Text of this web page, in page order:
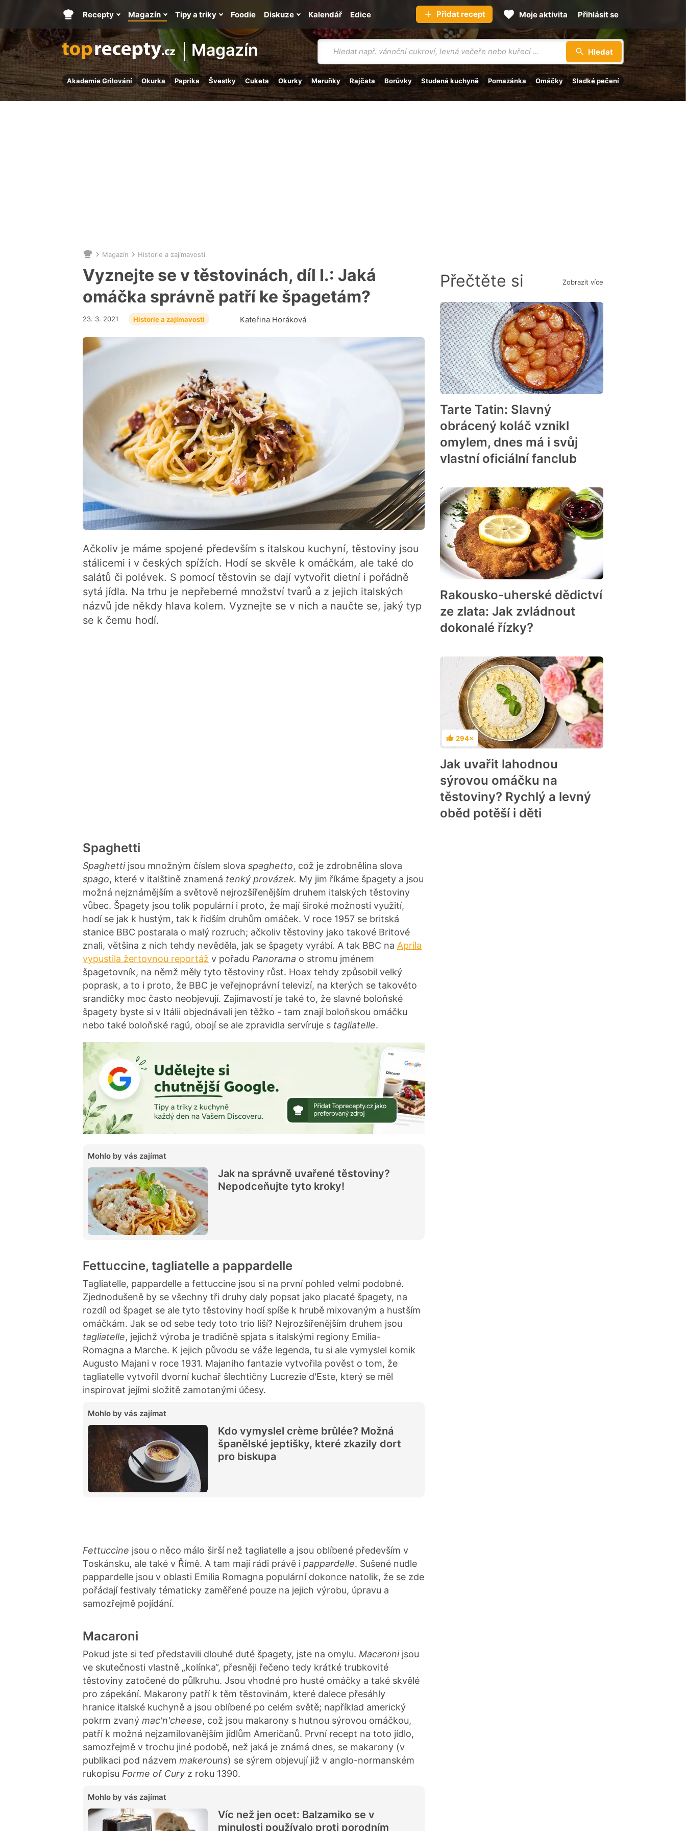
Magazín
Vyhledávání
Hledat
Akademie Grilování Okurka Paprika Švestky Cuketa Okurky Meruňky Rajčata Borůvky Studená kuchyně Pomazánka Omáčky Sladké pečení
Hlavní
stránka
Recepty Magazín Tipy a triky Kalendář
Foodie Diskuze Edice Přidat recept Moje aktivita Přihlásit se
Nacházíte
se
zde:
Magazín Historie a zajímavosti
Vyznejte se v těstovinách, díl I.: Jaká
omáčka správně patří ke špagetám?
Kateřina Horáková
23. 3. 2021 Historie a zajímavosti
Ačkoliv je máme spojené především s italskou kuchyní, těstoviny jsou
stálicemi i v českých spížích. Hodí se skvěle k omáčkám, ale také do
salátů či polévek. S pomocí těstovin se dají vytvořit dietní i pořádně
sytá jídla. Na trhu je nepřeberné množství tvarů a z jejich italských
názvů jde někdy hlava kolem. Vyznejte se v nich a naučte se, jaký typ
se k čemu hodí.
Spaghetti
Spaghettijsou množným číslem slova spaghetto, což je zdrobnělina slova
spago, které v italštině znamená tenký provázek. My jim říkáme špagety a jsou
možná nejznámějším a světově nejrozšířenějším druhem italských těstoviny
vůbec. Špagety jsou tolik populární i proto, že mají široké možnosti využití,
hodí se jak k hustým, tak k řidším druhům omáček. V roce 1957 se britská
stanice BBC postarala o malý rozruch; ačkoliv těstoviny jako takové Britové
znali, většina z nich tehdy nevěděla, jak se špagety vyrábí. A tak BBC na Apríla
vypustila žertovnou reportáž v pořadu Panorama o stromu jménem
špagetovník, na němž měly tyto těstoviny růst. Hoax tehdy způsobil velký
poprask, a to i proto, že BBC je veřejnoprávní televizí, na kterých se takovéto
srandičky moc často neobjevují. Zajímavostí je také to, že slavné boloňské
špagety byste si v Itálii objednávali jen těžko - tam znají boloňskou omáčku
nebo také boloňské ragú, obojí se ale zpravidla servíruje s tagliatelle.
Mohlo by vás zajímat
Jak na správně uvařené těstoviny?
Nepodceňujte tyto kroky!
Fettuccine, tagliatelle a pappardelle
Tagliatelle, pappardelle a fettuccine jsou si na první pohled velmi podobné.
Zjednodušeně by se všechny tři druhy daly popsat jako placaté špagety, na
rozdíl od špaget se ale tyto těstoviny hodí spíše k hrubě mixovaným a hustším
omáčkám. Jak se od sebe tedy toto trio liší? Nejrozšířenějším druhem jsou
tagliatelle, jejichž výroba je tradičně spjata s italskými regiony Emilia-
Romagna a Marche. K jejich původu se váže legenda, tu si ale vymyslel komik
Augusto Majani v roce 1931. Majaniho fantazie vytvořila pověst o tom, že
tagliatelle vytvořil dvorní kuchař šlechtičny Lucrezie d'Este, který se měl
inspirovat jejími složitě zamotanými účesy.
Mohlo by vás zajímat
Kdo vymyslel crème brûlée? Možná
španělské jeptišky, které zkazily dort
pro biskupa
Fettuccine jsou o něco málo širší než tagliatelle a jsou oblíbené především v
Toskánsku, ale také v Římě. A tam mají rádi právě i pappardelle. Sušené nudle
pappardelle jsou v oblasti Emilia Romagna populární dokonce natolik, že se zde
pořádají festivaly tématicky zaměřené pouze na jejich výrobu, úpravu a
samozřejmě pojídání.
Macaroni
Pokud jste si teď představili dlouhé duté špagety, jste na omylu. Macaronijsou
ve skutečnosti vlastně „kolínka“, přesněji řečeno tedy krátké trubkovité
těstoviny zatočené do půlkruhu. Jsou vhodné pro husté omáčky a také skvělé
pro zápekání. Makarony patří k těm těstovinám, které dalece přesáhly
hranice italské kuchyně a jsou oblíbené po celém světě; například americký
pokrm zvaný mac'n'cheese, což jsou makarony s hutnou sýrovou omáčkou,
patří k možná nejzamilovanějším jídlům Američanů. První recept na toto jídlo,
samozřejmě v trochu jiné podobě, než jaká je známá dnes, se makarony (v
publikaci pod názvem makerouns) se sýrem objevují již v anglo-normanském
rukopisu Forme of Cury z roku 1390.
Mohlo by vás zajímat
Víc než jen ocet: Balzamiko se v
minulosti používalo proti porodním
Přečtěte si Zobrazit více
Tarte Tatin: Slavný
obrácený koláč vznikl
omylem, dnes má i svůj
vlastní oficiální fanclub
Rakousko-uherské dědictví
ze zlata: Jak zvládnout
dokonalé řízky?
Hodnocení
294×
Jak uvařit lahodnou
sýrovou omáčku na
těstoviny? Rychlý a levný
oběd potěší i děti